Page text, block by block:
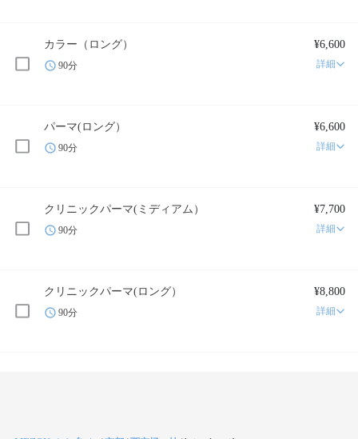
カラー（ロング） ¥6,600
90分 詳細
パーマ(ロング） ¥6,600
90分 詳細
クリニックパーマ(ミディアム） ¥7,700
90分 詳細
クリニックパーマ(ロング） ¥8,800
90分 詳細